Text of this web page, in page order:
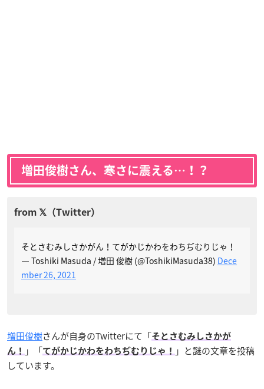
増田俊樹さん、寒さに震える…！？
そとさむみしさかがん！てがかじかわをわちぢむりじゃ！
— Toshiki Masuda / 増田 俊樹 (@ToshikiMasuda38) Dece
mber 26, 2021
増田俊樹さんが自身のTwitterにて「そとさむみしさかが
ん！
」「てがかじかわをわちぢむりじゃ！
」と謎の文章を投稿
しています。